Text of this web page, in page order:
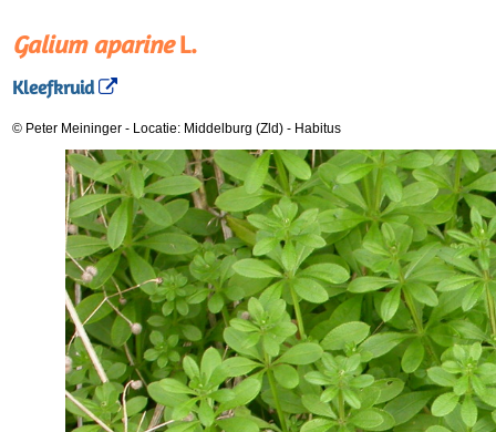
Galium aparineL.
Kleefkruid
© Peter Meininger - Locatie: Middelburg (Zld) - Habitus